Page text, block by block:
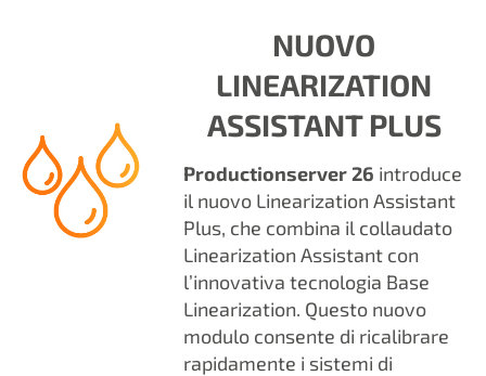
NUOVO
LINEARIZATION
ASSISTANT PLUS
Productionserver 26 introduce
il nuovo Linearization Assistant
Plus, che combina il collaudato
Linearization Assistant con
l’innovativa tecnologia Base
Linearization. Questo nuovo
modulo consente di ricalibrare
rapidamente i sistemi di